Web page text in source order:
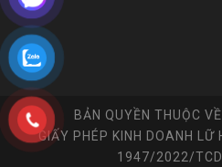
BẢN QUYỀN THUỘC
GIẤY PHÉP KINH DOANH LỮ
1947/2022/